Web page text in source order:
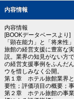
内容情報
内容情報
[BOOKデータベースより]
「顕在能力」と「将来性
旅館の経営支援に豊富な
説。業界の知見がない方
の経営支援事例をふんだ
ウを惜しみなく公開。
第１章 ホテル旅館業界
要性；評価項目の概要；
第２章 ホテル旅館の事